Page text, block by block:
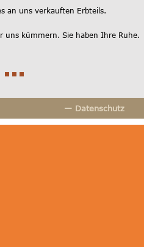
an uns verkauften Erbteils.
uns kümmern. Sie haben Ihre Ruhe.
— Datenschutz